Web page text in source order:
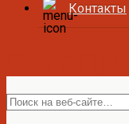
Контакты